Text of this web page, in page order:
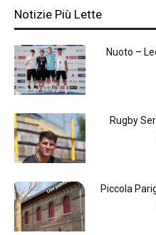
Notizie Più Lette
Nuoto –
Rugby
Piccola